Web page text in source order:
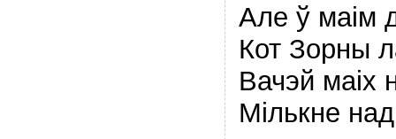
Але ў маiм
Кот Зорны
Вачэй маiх
Мiлькне